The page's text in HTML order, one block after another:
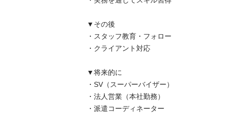
▼その後
・スタッフ教育・フォロー
・クライアント対応
▼将来的に
・SV（スーパーバイザー）
・法人営業（本社勤務）
・派遣コーディネーター